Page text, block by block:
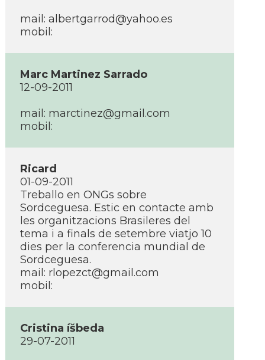
mail: albertgarrod@yahoo.es
mobil:
Marc Martinez Sarrado
12-09-2011
mail: marctinez@gmail.com
mobil:
Ricard
01-09-2011
Treballo en ONGs sobre
Sordceguesa. Estic en contacte amb
les organitzacions Brasileres del
tema i a finals de setembre viatjo 10
dies per la conferencia mundial de
Sordceguesa.
mail: rlopezct@gmail.com
mobil:
Cristina íšbeda
29-07-2011